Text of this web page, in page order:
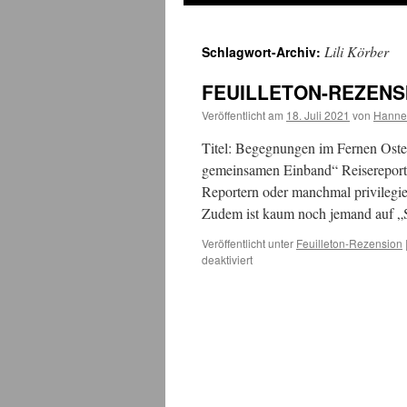
Schlagwort-Archiv: Lili Körber
FEUILLETON-
Veröffentlicht am 18. Juli 2021 von
Titel: Begegnungen im Fernen
gemeinsamen Einband“
Reportern oder manchmal
Zudem ist kaum noch jemand auf
Veröffentlicht unter Feuilleton-Rezension |
deaktiviertfür